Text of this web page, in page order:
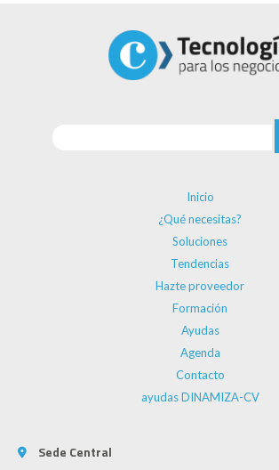
Inicio
¿Qué necesitas?
Soluciones
Tendencias
Hazte proveedor
Formación
Ayudas
Agenda
Contacto
ayudas DINAMIZA-CV
Sede Central